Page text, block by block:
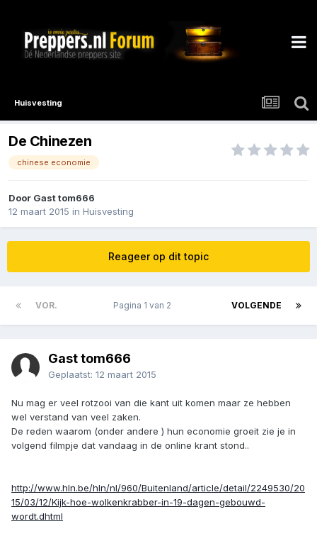
Huisvesting
De Chinezen
chinese economie
Door Gast tom666
12 maart 2015 in Huisvesting
Reageer op dit topic
VOR. VOLGENDE
Pagina 1 van 2
Gast tom666
Geplaatst: 12 maart 2015
Nu mag er veel rotzooi van die kant uit komen maar ze hebben
wel verstand van veel zaken.
De reden waarom (onder andere ) hun economie groeit zie je in
volgend filmpje dat vandaag in de online krant stond..
http://www.hln.be/hln/nl/960/Buitenland/article/detail/2249530/20
15/03/12/Kijk-hoe-wolkenkrabber-in-19-dagen-gebouwd-
wordt.dhtml